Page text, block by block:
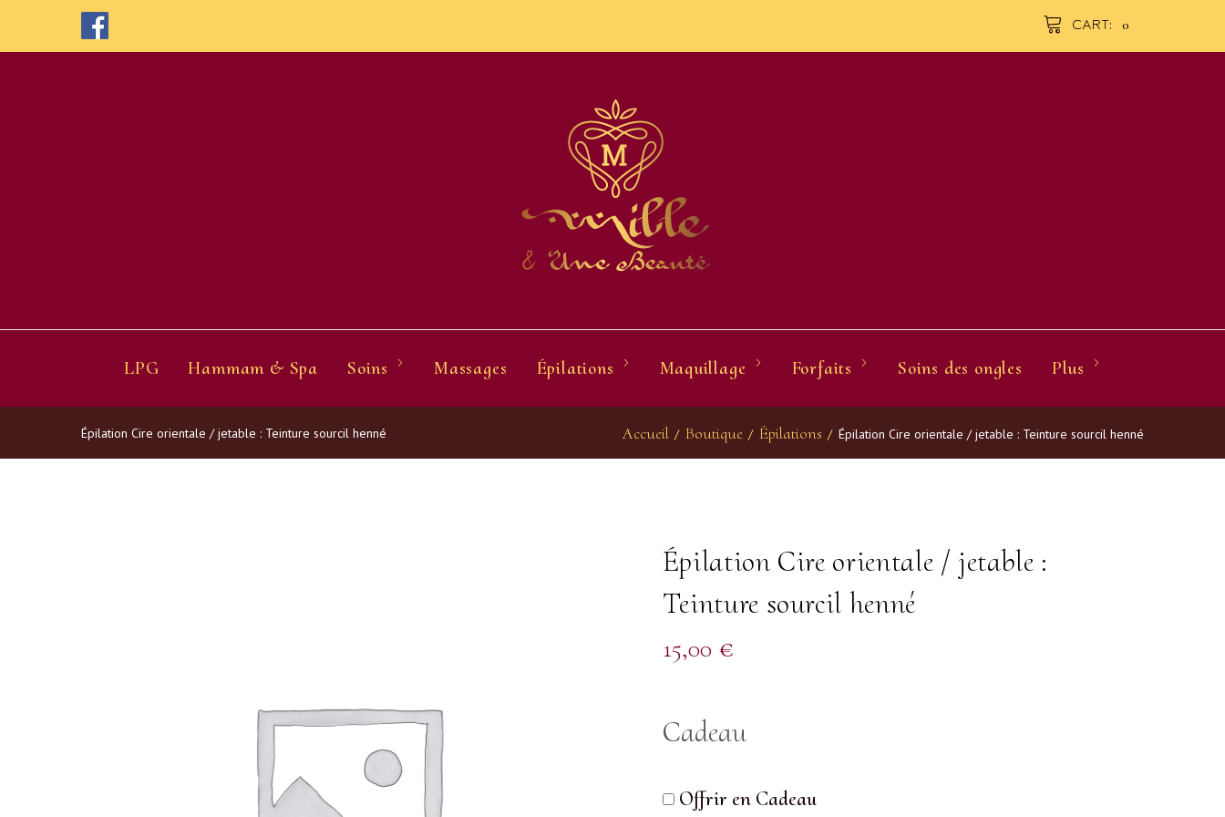
CART: 0
LPG Hammam & Spa Soins Massages Épilations Maquillage Forfaits Soins des ongles Plus
Épilation Cire orientale / jetable : Teinture sourcil henné Accueil / Boutique / Épilations / Épilation Cire orientale / jetable : Teinture sourcil henné
Épilation Cire orientale / jetable :
Teinture sourcil henné
15,00 €
Cadeau
Offrir en Cadeau